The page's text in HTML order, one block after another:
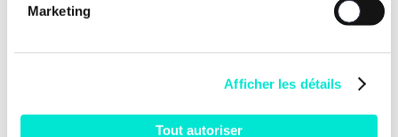
Marketing
Afficher les détails
Tout autoriser